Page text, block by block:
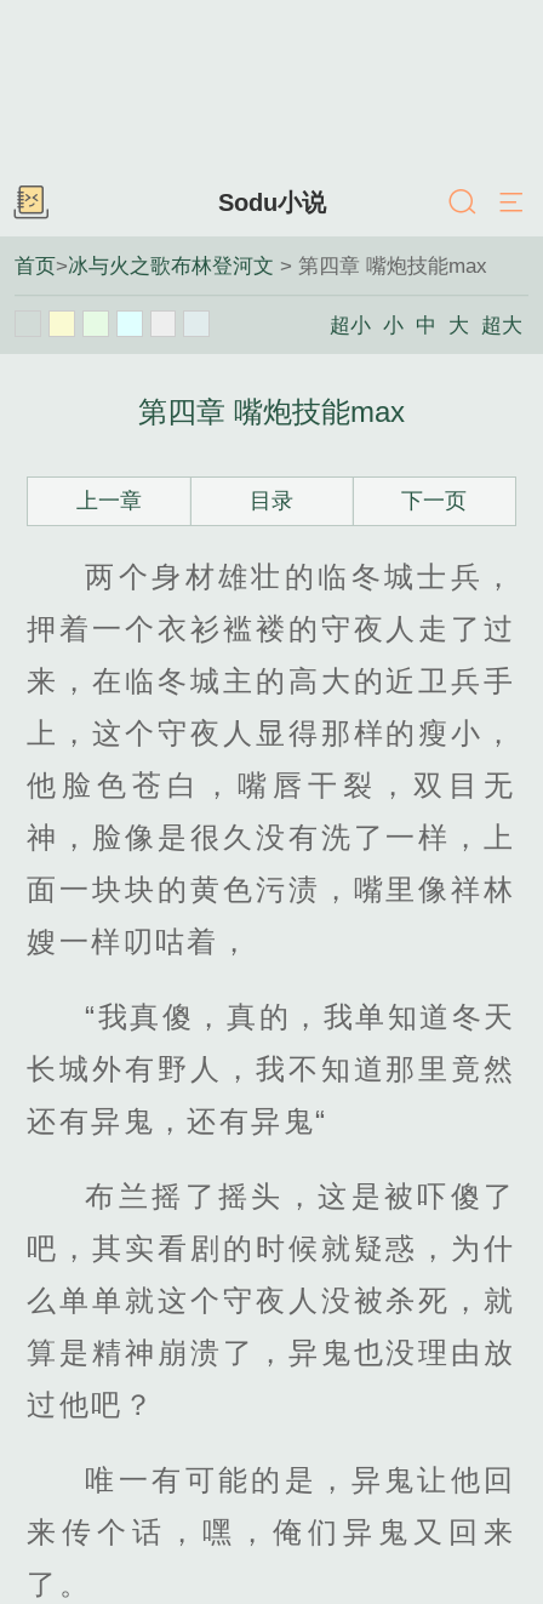
Sodu小说
首页>冰与火之歌布林登河文 > 第四章 嘴炮技能max
超小 小 中 大 超大
第四章 嘴炮技能max
上一章 目录 下一页
两个身材雄壮的临冬城士兵，
押着一个衣衫褴褛的守夜人走了过
来，在临冬城主的高大的近卫兵手
上，这个守夜人显得那样的瘦小，
他脸色苍白，嘴唇干裂，双目无
神，脸像是很久没有洗了一样，上
面一块块的黄色污渍，嘴里像祥林
嫂一样叨咕着，
“我真傻，真的，我单知道冬天
长城外有野人，我不知道那里竟然
还有异鬼，还有异鬼“
布兰摇了摇头，这是被吓傻了
吧，其实看剧的时候就疑惑，为什
么单单就这个守夜人没被杀死，就
算是精神崩溃了，异鬼也没理由放
过他吧？
唯一有可能的是，异鬼让他回
来传个话，嘿，俺们异鬼又回来
了。